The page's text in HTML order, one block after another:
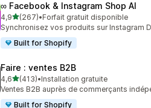
∞ Facebook & Instagram Shop AI
4,9étoile(s) sur 5
(267)
267 avis au total
•Forfait gratuit disponible
Synchronisez vos produits sur Instagram
Built for Shopify
Faire : ventes B2B
4,6étoile(s) sur 5
(413)
413 avis au total
•Installation gratuite
Ventes B2B auprès de commerçants
Built for Shopify